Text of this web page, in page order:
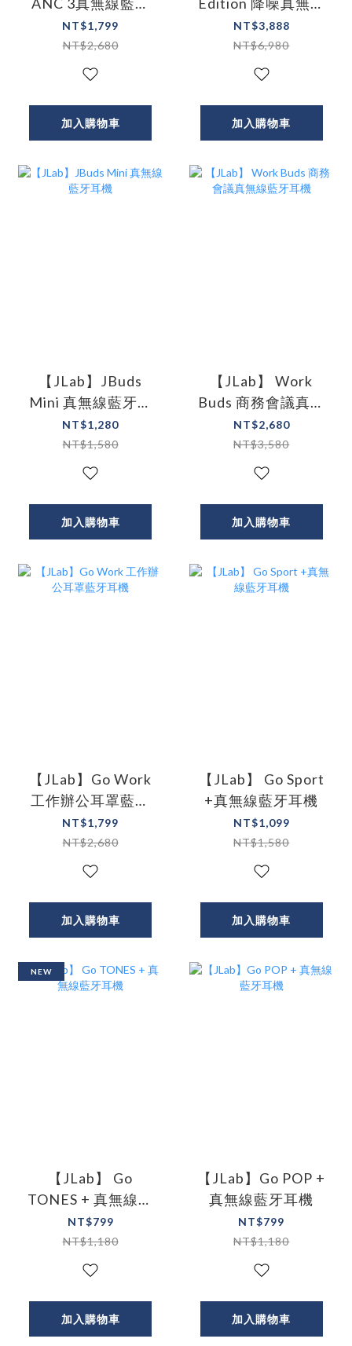
耳機
NT$1,799
NT$2,680
加入購物車
藍牙耳機
NT$3,888
NT$6,980
加入購物車
【JLab】JBuds
Mini 真無線藍牙耳
機
NT$1,280
NT$1,580
加入購物車
【JLab】 Work
Buds 商務會議真無
線藍牙耳機
NT$2,680
NT$3,580
加入購物車
【JLab】Go Work
工作辦公耳罩藍牙
耳機
NT$1,799
NT$2,680
加入購物車
【JLab】 Go Sport
+真無線藍牙耳機
NT$1,099
NT$1,580
加入購物車
NEW
【JLab】 Go
TONES + 真無線藍
牙耳機
NT$799
NT$1,180
加入購物車
【JLab】Go POP +
真無線藍牙耳機
NT$799
NT$1,180
加入購物車